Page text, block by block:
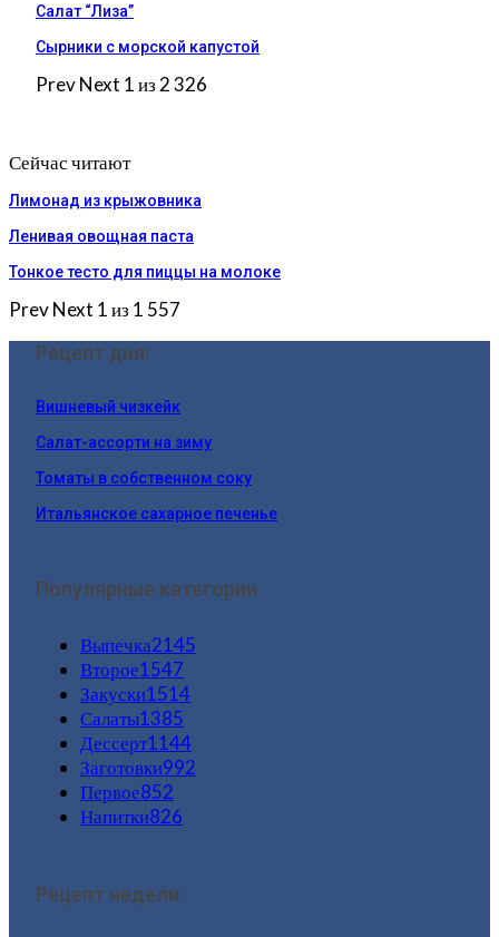
Салат “Лиза”
Сырники с морской капустой
PrevNext 1 из 2 326
Сейчас читают
Лимонад из крыжовника
Ленивая овощная паста
Тонкое тесто для пиццы на молоке
PrevNext 1 из 1 557
Рецепт дня:
Вишневый чизкейк
Салат-ассорти на зиму
Томаты в собственном соку
Итальянское сахарное печенье
Популярные категории
Выпечка2145
Второе1547
Закуски1514
Салаты1385
Дессерт1144
Заготовки992
Первое852
Напитки826
Рецепт недели: